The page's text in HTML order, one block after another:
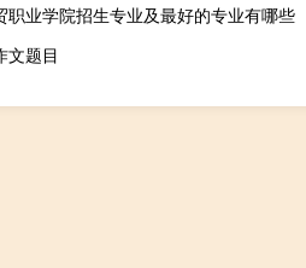
职业学院招生专业及最好的专业有哪些
文题目